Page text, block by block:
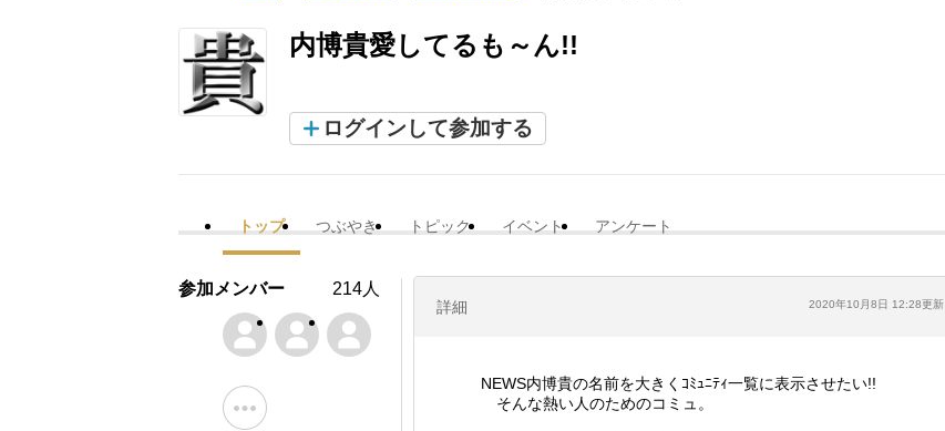
内博貴愛してるも～ん!!
ログインして参加する
トップ つぶやき トピック イベント アンケート
詳細 2020年10月8日 12:28更新
NEWS内博貴の名前を大きくｺﾐｭﾆﾃｨ一覧に表示させたい!!
そんな熱い人のためのコミュ。
参加メンバー 214人